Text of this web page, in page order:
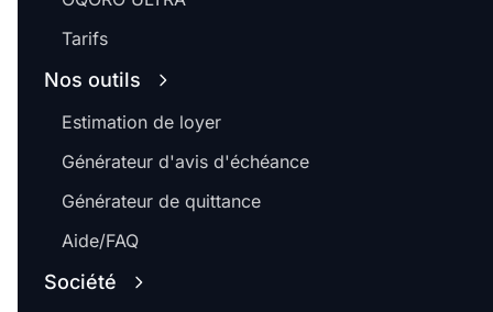
Tarifs
Nos outils
Estimation de loyer
Générateur d'avis d'échéance
Générateur de quittance
Aide/FAQ
Société